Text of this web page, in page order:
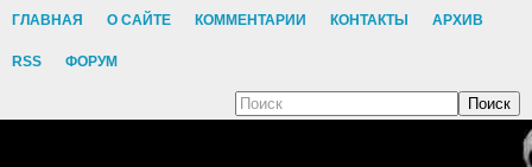
ГЛАВНАЯ О САЙТЕ КОММЕНТАРИИ КОНТАКТЫ АРХИВ
RSS ФОРУМ
Поиск